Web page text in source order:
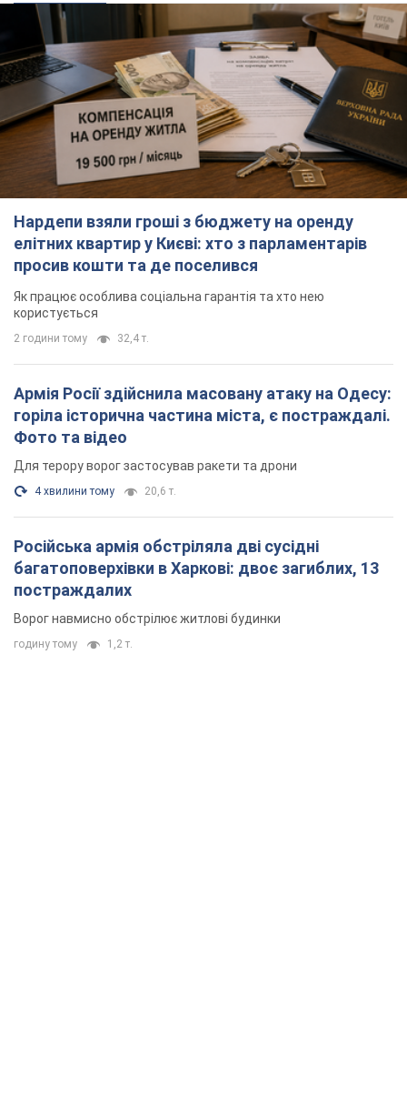
Нардепи взяли гроші з бюджету на оренду
елітних квартир у Києві: хто з парламентарів
просив кошти та де поселився
Як працює особлива соціальна гарантія та хто нею
користується
2 години тому 32,4 т.
Армія Росії здійснила масовану атаку на Одесу:
горіла історична частина міста, є постраждалі.
Фото та відео
Для терору ворог застосував ракети та дрони
4 хвилини тому 20,6 т.
Російська армія обстріляла дві сусідні
багатоповерхівки в Харкові: двоє загиблих, 13
постраждалих
Ворог навмисно обстрілює житлові будинки
годину тому 1,2 т.